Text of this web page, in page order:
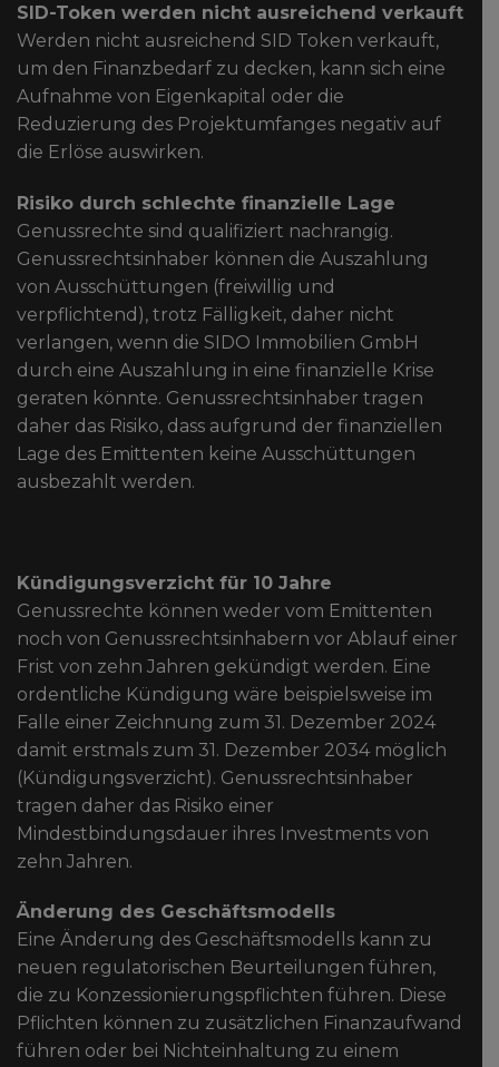
SID-Token werden nicht ausreichend verkauft
Werden nicht ausreichend SID Token verkauft,
um den Finanzbedarf zu decken, kann sich eine
Aufnahme von Eigenkapital oder die
Reduzierung des Projektumfanges negativ auf
die Erlöse auswirken.
Risiko durch schlechte finanzielle Lage
Genussrechte sind qualifiziert nachrangig.
Genussrechtsinhaber können die Auszahlung
von Ausschüttungen (freiwillig und
verpflichtend), trotz Fälligkeit, daher nicht
verlangen, wenn die SIDO Immobilien GmbH
durch eine Auszahlung in eine finanzielle Krise
geraten könnte. Genussrechtsinhaber tragen
daher das Risiko, dass aufgrund der finanziellen
Lage des Emittenten keine Ausschüttungen
ausbezahlt werden.
Kündigungsverzicht für 10 Jahre
Genussrechte können weder vom Emittenten
noch von Genussrechtsinhabern vor Ablauf einer
Frist von zehn Jahren gekündigt werden. Eine
ordentliche Kündigung wäre beispielsweise im
Falle einer Zeichnung zum 31. Dezember 2024
damit erstmals zum 31. Dezember 2034 möglich
(Kündigungsverzicht). Genussrechtsinhaber
tragen daher das Risiko einer
Mindestbindungsdauer ihres Investments von
zehn Jahren.
Änderung des Geschäftsmodells
Eine Änderung des Geschäftsmodells kann zu
neuen regulatorischen Beurteilungen führen,
die zu Konzessionierungspflichten führen. Diese
Pflichten können zu zusätzlichen Finanzaufwand
führen oder bei Nichteinhaltung zu einem